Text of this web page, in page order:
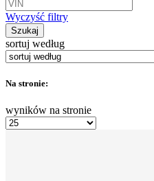
Wyczyść filtry
Szukaj
sortuj według
Na stronie:
wyników na stronie